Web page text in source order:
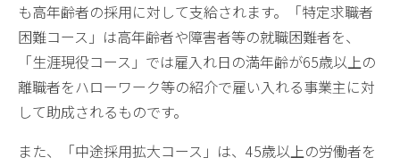
も高年齢者の採用に対して支給されます。「特定求職者
困難コース」は高年齢者や障害者等の就職困難者を、
「生涯現役コース」では雇入れ日の満年齢が65歳以上の
離職者をハローワーク等の紹介で雇い入れる事業主に対
して助成されるものです。
また、「中途採用拡大コース」は、45歳以上の労働者を